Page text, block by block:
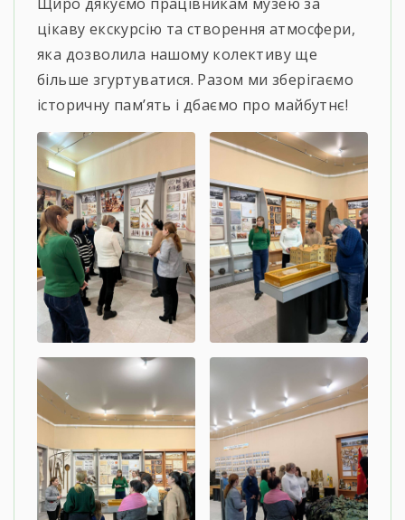
цікаву екскурсію та створення атмосфери,
яка дозволила нашому колективу ще
більше згуртуватися. Разом ми зберігаємо
історичну пам’ять і дбаємо про майбутнє!